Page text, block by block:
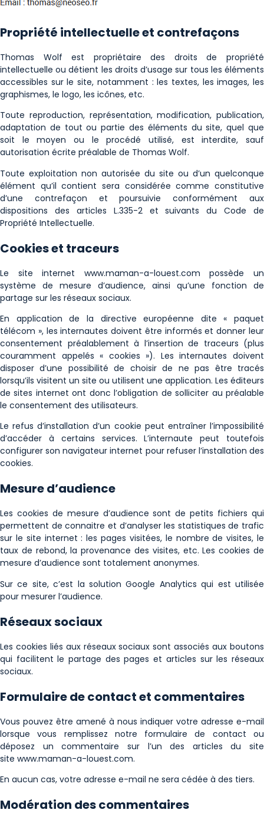
Propriété intellectuelle et contrefaçons
Thomas Wolf est propriétaire des droits de propriété
intellectuelle ou détient les droits d’usage sur tous les éléments
accessibles sur le site, notamment : les textes, les images, les
graphismes, le logo, les icônes, etc.
Toute reproduction, représentation, modification, publication,
adaptation de tout ou partie des éléments du site, quel que
soit le moyen ou le procédé utilisé, est interdite, sauf
autorisation écrite préalable de Thomas Wolf.
Toute exploitation non autorisée du site ou d’un quelconque
élément qu’il contient sera considérée comme constitutive
d’une contrefaçon et poursuivie conformément aux
dispositions des articles L.335-2 et suivants du Code de
Propriété Intellectuelle.
Cookies et traceurs
Le site internet www.maman-a-louest.com possède un
système de mesure d’audience, ainsi qu’une fonction de
partage sur les réseaux sociaux.
En application de la directive européenne dite « paquet
télécom », les internautes doivent être informés et donner leur
consentement préalablement à l’insertion de traceurs (plus
couramment appelés « cookies »). Les internautes doivent
disposer d’une possibilité de choisir de ne pas être tracés
lorsqu’ils visitent un site ou utilisent une application. Les éditeurs
de sites internet ont donc l’obligation de solliciter au préalable
le consentement des utilisateurs.
Le refus d’installation d’un cookie peut entraîner l’impossibilité
d’accéder à certains services. L’internaute peut toutefois
configurer son navigateur internet pour refuser l’installation des
cookies.
Mesure d’audience
Les cookies de mesure d’audience sont de petits fichiers qui
permettent de connaitre et d’analyser les statistiques de trafic
sur le site internet : les pages visitées, le nombre de visites, le
taux de rebond, la provenance des visites, etc. Les cookies de
mesure d’audience sont totalement anonymes.
Sur ce site, c’est la solution Google Analytics qui est utilisée
pour mesurer l’audience.
Réseaux sociaux
Les cookies liés aux réseaux sociaux sont associés aux boutons
qui facilitent le partage des pages et articles sur les réseaux
sociaux.
Formulaire de contact et commentaires
Vous pouvez être amené à nous indiquer votre adresse e-mail
lorsque vous remplissez notre formulaire de contact ou
déposez un commentaire sur l’un des articles du site
site www.maman-a-louest.com.
En aucun cas, votre adresse e-mail ne sera cédée à des tiers.
Modération des commentaires